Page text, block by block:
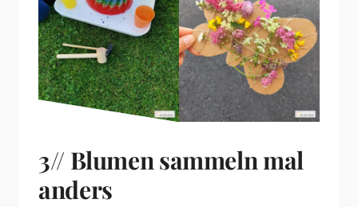
3// Blumen sammeln mal
anders